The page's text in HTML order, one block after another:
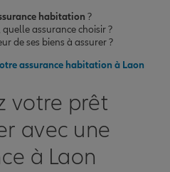
habitation ?
assurance choisir ?
de ses biens à assurer ?
assurance habitation à Laon
votre prêt
avec une
à Laon